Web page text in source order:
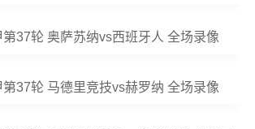
37轮 奥萨苏纳vs西班牙人 全场录像
37轮 马德里竞技vs赫罗纳 全场录像